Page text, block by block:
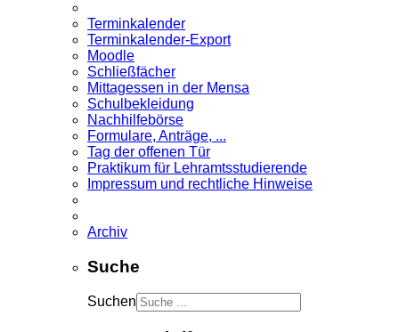
Terminkalender
Terminkalender-Export
Moodle
Schließfächer
Mittagessen in der Mensa
Schulbekleidung
Nachhilfebörse
Formulare, Anträge, ...
Tag der offenen Tür
Praktikum für Lehramts­studierende
Impressum und rechtliche Hinweise
Archiv
Suche
Suchen